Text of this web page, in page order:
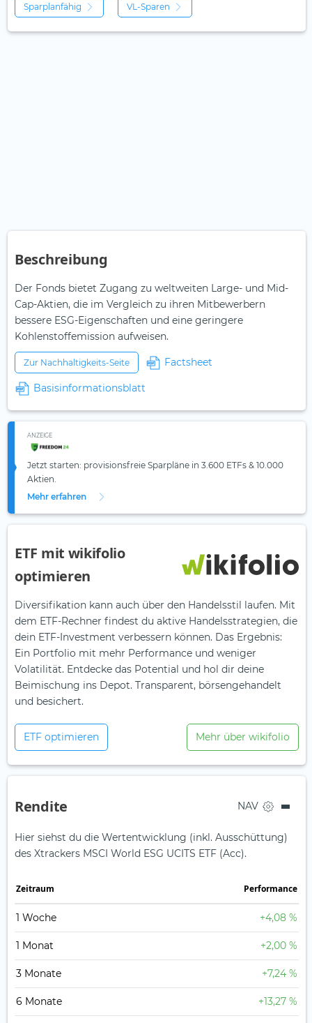
Sparplanfähig VL-Sparen
Beschreibung
Der Fonds bietet Zugang zu weltweiten Large- und Mid-
Cap-Aktien, die im Vergleich zu ihren Mitbewerbern
bessere ESG-Eigenschaften und eine geringere
Kohlenstoffemission aufweisen.
Zur Nachhaltigkeits-Seite Factsheet
Basisinformationsblatt
ANZEIGE
Jetzt starten: provisionsfreie Sparpläne in 3.600 ETFs & 10.000
Aktien.
Mehr erfahren
ETF mit wikifolio
optimieren
Diversifikation kann auch über den Handelsstil laufen. Mit
dem ETF-Rechner findest du aktive Handelsstrategien, die
dein ETF-Investment verbessern können. Das Ergebnis:
Ein Portfolio mit mehr Performance und weniger
Volatilität. Entdecke das Potential und hol dir deine
Beimischung ins Depot. Transparent, börsengehandelt
und besichert.
ETF optimieren Mehr über wikifolio
Rendite NAV
Hier siehst du die Wertentwicklung (inkl. Ausschüttung)
des Xtrackers MSCI World ESG UCITS ETF (Acc).
Zeit­raum Perfor­mance
1 Woche +4,08 %
1 Monat +2,00 %
3 Monate +7,24 %
6 Monate +13,27 %